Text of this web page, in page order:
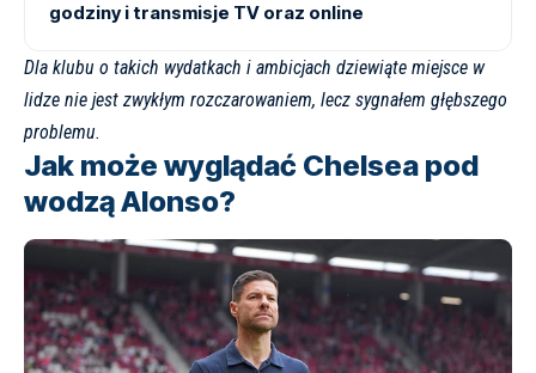
godziny i transmisje TV oraz online
Dla klubu o takich wydatkach i ambicjach dziewiąte miejsce w
lidze nie jest zwykłym rozczarowaniem, lecz sygnałem głębszego
problemu.
Jak może wyglądać Chelsea pod
wodzą Alonso?